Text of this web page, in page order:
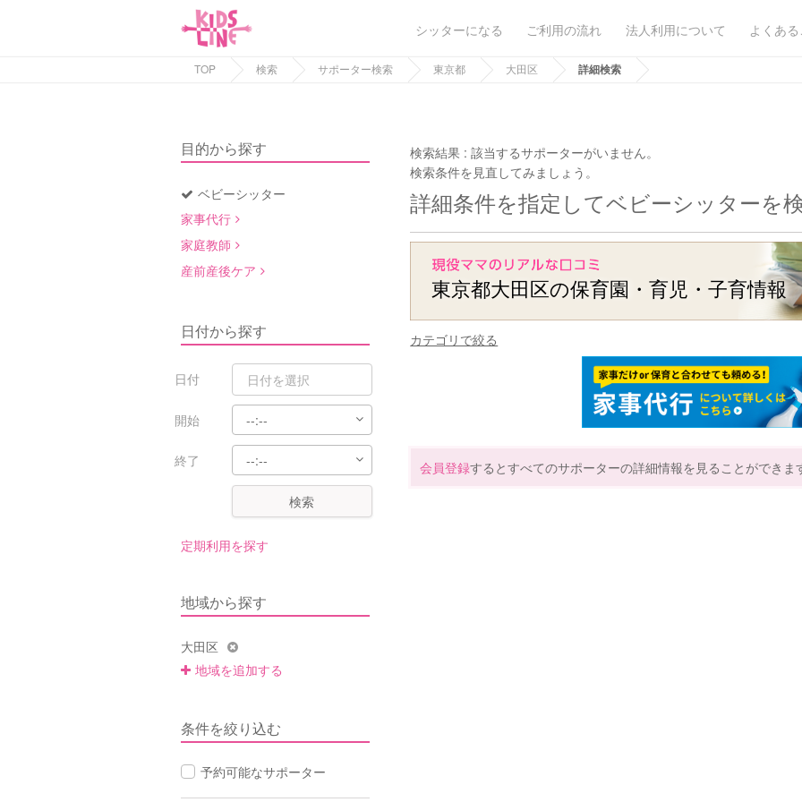
シッターになる ご利用の流れ 法人利用について よくあ
TOP 検索 サポーター検索 東京都 大田区 詳細検索
目的から探す
ベビーシッター
家事代行
家庭教師
産前産後ケア
日付から探す
日付
開始
終了
検索
定期利用を探す
地域から探す
大田区
地域を追加する
条件を絞り込む
予約可能なサポーター
検索結果 :該当するサポーターがいません。
検索条件を見直してみましょう。
詳細条件を指定してベビーシッターを
東京都大田区の保育園・育児・子育情報
カテゴリで絞る
会員登録するとすべてのサポーターの詳細情報を見ることができま